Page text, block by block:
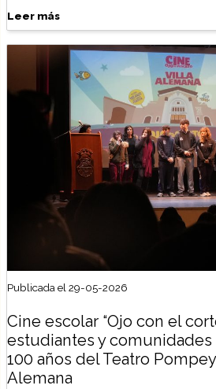
Leer más
Publicada el 29-05-2026
Cine escolar “Ojo con el
estudiantes y
100 años del Teatro
Alemana